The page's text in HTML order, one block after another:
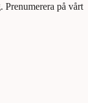
Prenumerera på vårt